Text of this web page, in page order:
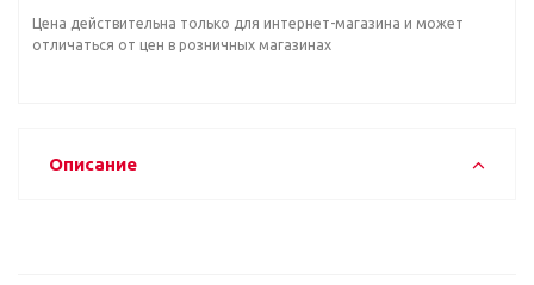
Цена действительна только для интернет-магазина и может
отличаться от цен в розничных магазинах
Описание